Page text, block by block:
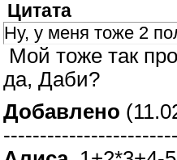
Цитата
Ну, у меня тоже 2
Мой тоже так
да, Даби?
Добавлено